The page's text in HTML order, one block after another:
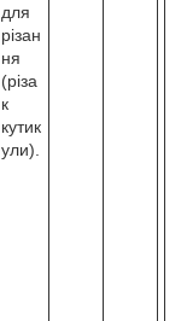
для
різан
ня
(різа
к
кутик
ули).